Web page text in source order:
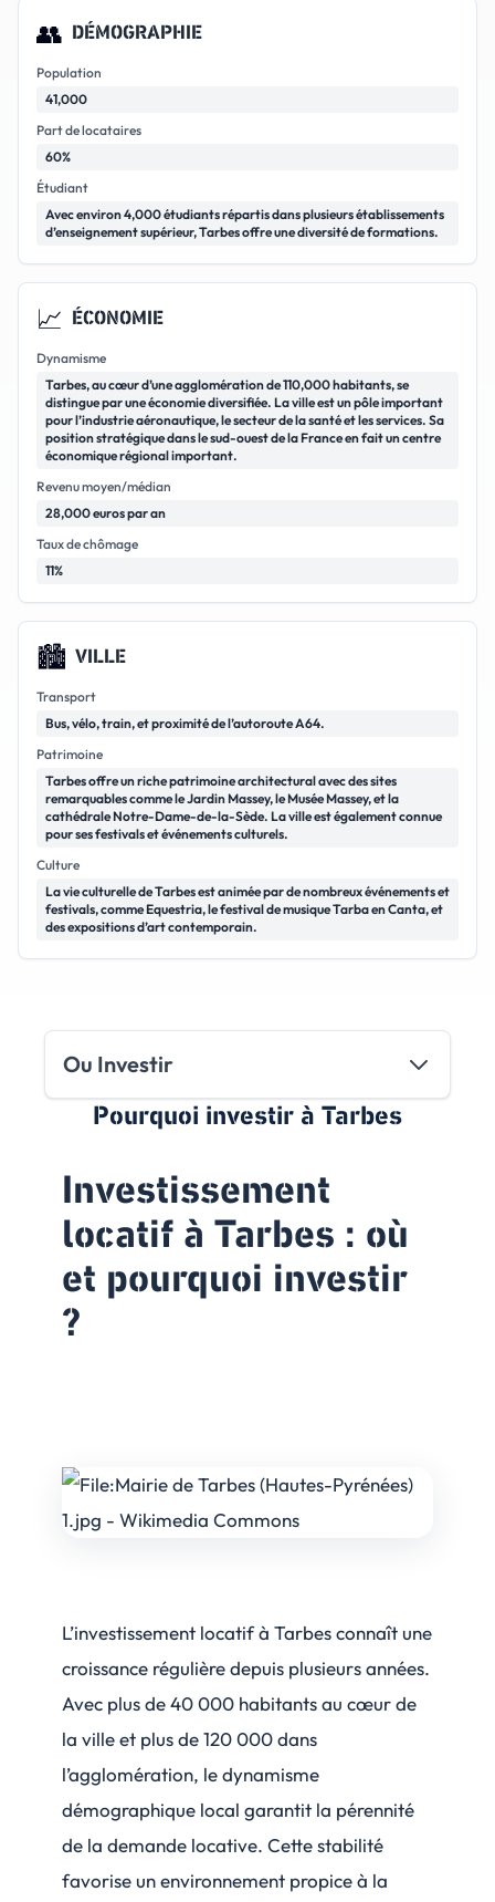
👥 DÉMOGRAPHIE
Population
41,000
Part de locataires
60%
Étudiant
Avec environ 4,000 étudiants répartis dans plusieurs établissements
d’enseignement supérieur, Tarbes offre une diversité de formations.
📈 ÉCONOMIE
Dynamisme
Tarbes, au cœur d’une agglomération de 110,000 habitants, se
distingue par une économie diversifiée. La ville est un pôle important
pour l’industrie aéronautique, le secteur de la santé et les services. Sa
position stratégique dans le sud-ouest de la France en fait un centre
économique régional important.
Revenu moyen/médian
28,000 euros par an
Taux de chômage
11%
🏙️ VILLE
Transport
Bus, vélo, train, et proximité de l’autoroute A64.
Patrimoine
Tarbes offre un riche patrimoine architectural avec des sites
remarquables comme le Jardin Massey, le Musée Massey, et la
cathédrale Notre-Dame-de-la-Sède. La ville est également connue
pour ses festivals et événements culturels.
Culture
La vie culturelle de Tarbes est animée par de nombreux événements et
festivals, comme Equestria, le festival de musique Tarba en Canta, et
des expositions d’art contemporain.
Ou Investir
Pourquoi investir à Tarbes
Investissement
locatif à Tarbes : où
et pourquoi investir
?
L’investissement locatif à Tarbes connaît une
croissance régulière depuis plusieurs années.
Avec plus de 40 000 habitants au cœur de
la ville et plus de 120 000 dans
l’agglomération, le dynamisme
démographique local garantit la pérennité
de la demande locative. Cette stabilité
favorise un environnement propice à la